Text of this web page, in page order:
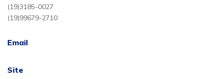
(19)3185-0027
(19)99679-2710
Email
Site